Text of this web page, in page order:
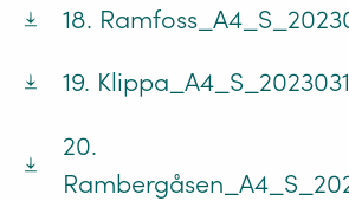
18.
19.
20.